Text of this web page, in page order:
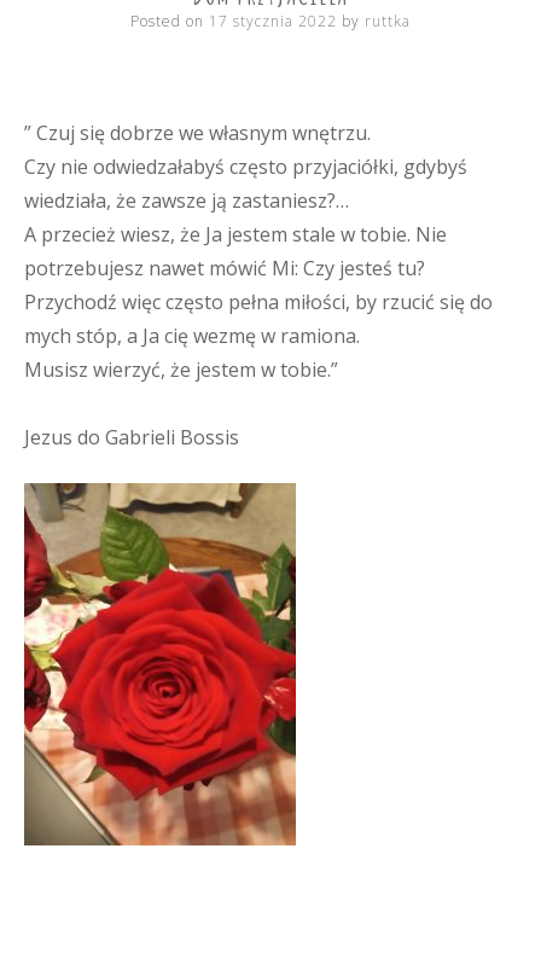
Posted on 17 stycznia 2022 by ruttka
” Czuj się dobrze we własnym wnętrzu.
Czy nie odwiedzałabyś często przyjaciółki, gdybyś
wiedziała, że zawsze ją zastaniesz?…
A przecież wiesz, że Ja jestem stale w tobie. Nie
potrzebujesz nawet mówić Mi: Czy jesteś tu?
Przychodź więc często pełna miłości, by rzucić się do
mych stóp, a Ja cię wezmę w ramiona.
Musisz wierzyć, że jestem w tobie.”
Jezus do Gabrieli Bossis